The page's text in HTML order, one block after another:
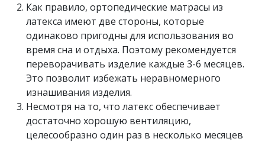
Как правило, ортопедические матрасы из
латекса имеют две стороны, которые
одинаково пригодны для использования во
время сна и отдыха. Поэтому рекомендуется
переворачивать изделие каждые 3-6 месяцев.
Это позволит избежать неравномерного
изнашивания изделия.
Несмотря на то, что латекс обеспечивает
достаточно хорошую вентиляцию,
целесообразно один раз в несколько месяцев